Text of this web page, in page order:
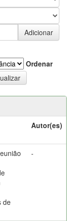
Ordenar
Autor(es)
de
-